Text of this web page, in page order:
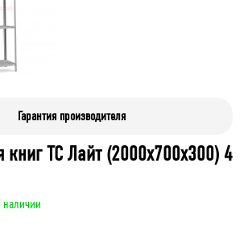
Гарантия производителя
книг ТС Лайт (2000x700x300) 4
наличии